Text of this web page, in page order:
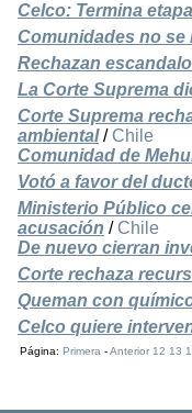
Celco: Termina
Comunidades no se
Rechazan
La Corte Suprema
Corte Suprema
ambiental/ Chile
Comunidad de
Votó a favor del
Ministerio Público
acusación / Chile
De nuevo cierran
Corte rechaza
Queman con
Celco quiere
Página:Primera -Anterior 12 13